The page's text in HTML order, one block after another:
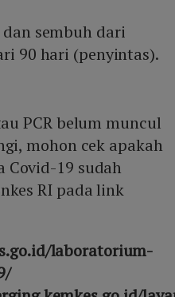
sembuh dari
90 hari (penyintas).
PCR belum muncul
mohon cek apakah
Covid-19 sudah
RI pada link
laboratorium-